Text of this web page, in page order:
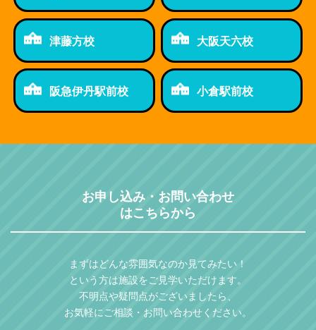
津藤方校 大阪天六校
阪急伊丹駅前校 小倉駅前校
お申し込み・お問い合わせ
はこちらから
まずはどんな雰囲気なのか見てみたい！
という方は施設をご見学いただけます。
不明点や疑問点がございましたら、
お気軽にご相談・お問い合わせください。